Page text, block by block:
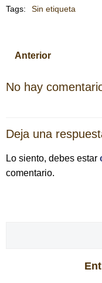
Tags: Sin etiqueta
por
Anterior
No hay
Deja una
Lo siento, debes estar
comentario.